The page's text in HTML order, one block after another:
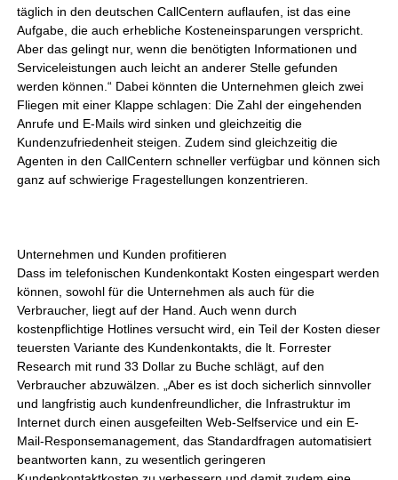
täglich in den deutschen CallCentern auflaufen, ist das eine
Aufgabe, die auch erhebliche Kosteneinsparungen verspricht.
Aber das gelingt nur, wenn die benötigten Informationen und
Serviceleistungen auch leicht an anderer Stelle gefunden
werden können.“ Dabei könnten die Unternehmen gleich zwei
Fliegen mit einer Klappe schlagen: Die Zahl der eingehenden
Anrufe und E-Mails wird sinken und gleichzeitig die
Kundenzufriedenheit steigen. Zudem sind gleichzeitig die
Agenten in den CallCentern schneller verfügbar und können sich
ganz auf schwierige Fragestellungen konzentrieren.
Unternehmen und Kunden profitieren
Dass im telefonischen Kundenkontakt Kosten eingespart werden
können, sowohl für die Unternehmen als auch für die
Verbraucher, liegt auf der Hand. Auch wenn durch
kostenpflichtige Hotlines versucht wird, ein Teil der Kosten dieser
teuersten Variante des Kundenkontakts, die lt. Forrester
Research mit rund 33 Dollar zu Buche schlägt, auf den
Verbraucher abzuwälzen. „Aber es ist doch sicherlich sinnvoller
und langfristig auch kundenfreundlicher, die Infrastruktur im
Internet durch einen ausgefeilten Web-Selfservice und ein E-
Mail-Responsemanagement, das Standardfragen automatisiert
beantworten kann, zu wesentlich geringeren